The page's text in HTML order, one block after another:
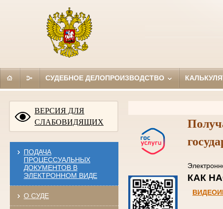
СУДЕБНОЕ ДЕЛОПРОИЗВОДСТВО
ВЕРСИЯ ДЛЯ
СЛАБОВИДЯЩИХ
ПОДАЧА
ПРОЦЕССУАЛЬНЫХ
ДОКУМЕНТОВ В
ЭЛЕКТРОННОМ ВИДЕ
О СУДЕ
КАК